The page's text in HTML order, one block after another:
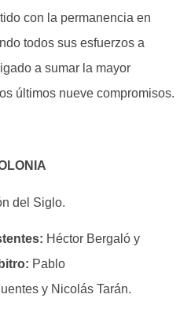
con la permanencia en
todos sus esfuerzos a
a sumar la mayor
últimos nueve compromisos.
del Siglo.
Héctor Bergaló y
Pablo
y Nicolás Tarán.